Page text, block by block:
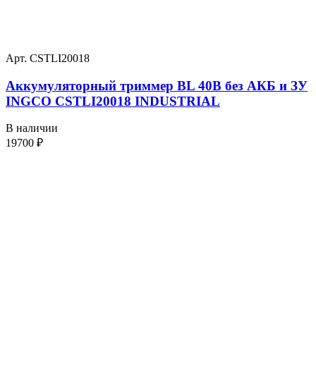
Арт. CSTLI20018
Аккумуляторный триммер BL 40В без АКБ и ЗУ
INGCO CSTLI20018 INDUSTRIAL
В наличии
19700 ₽